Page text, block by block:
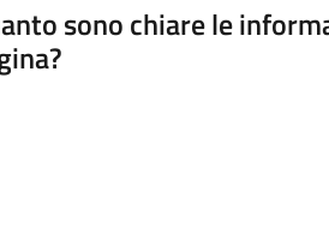
sono chiare le